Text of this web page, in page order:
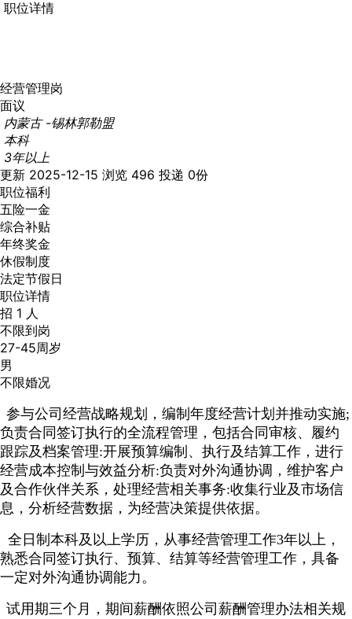
职位详情
经营管理岗
面议
内蒙古 -锡林郭勒盟
本科
3年以上
更新 2025-12-15 浏览 496 投递 0份
职位福利
五险一金
综合补贴
年终奖金
休假制度
法定节假日
职位详情
招 1 人
不限到岗
27-45周岁
男
不限婚况
参与公司经营战略规划，编制年度经营计划并推动实施;
负责合同签订执行的全流程管理，包括合同审核、履约
跟踪及档案管理:开展预算编制、执行及结算工作，进行
经营成本控制与效益分析:负责对外沟通协调，维护客户
及合作伙伴关系，处理经营相关事务:收集行业及市场信
息，分析经营数据，为经营决策提供依据。
全日制本科及以上学历，从事经营管理工作3年以上，
熟悉合同签订执行、预算、结算等经营管理工作，具备
一定对外沟通协调能力。
试用期三个月，期间薪酬依照公司薪酬管理办法相关规